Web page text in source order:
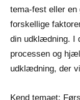
tema-fest eller
forskellige
din udklædning. I
processen og
udklædning, der
Kend temaet: